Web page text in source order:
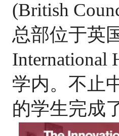
(British
总部位于英
International
学内。不止
的学生完成